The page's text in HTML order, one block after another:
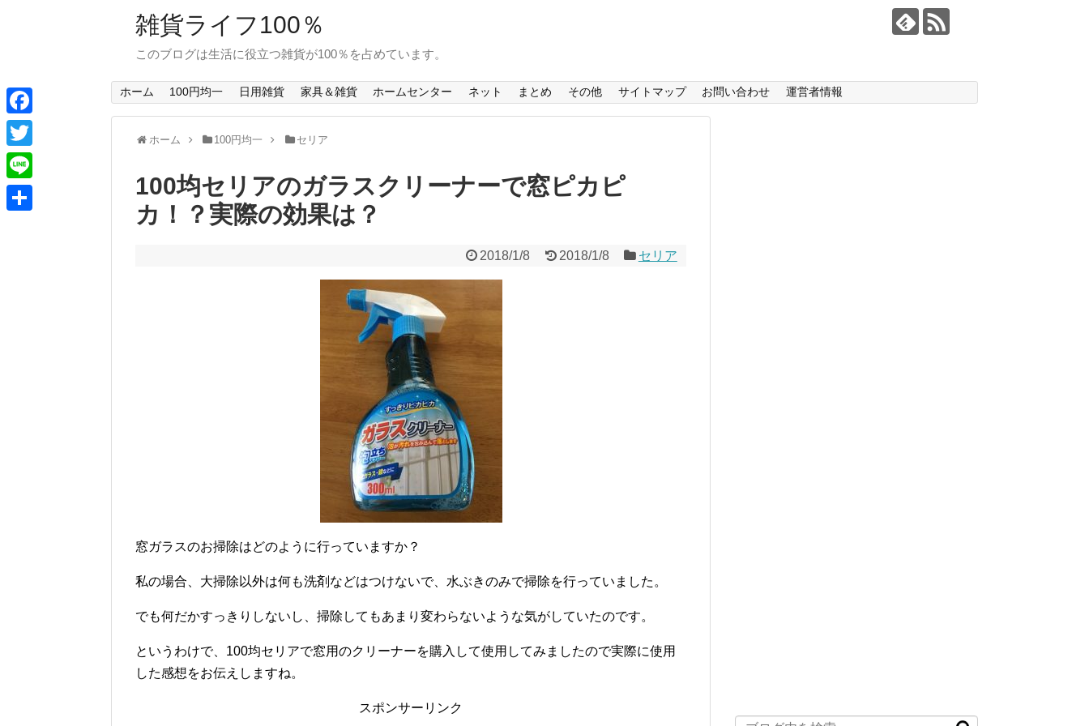
雑貨ライフ100％
このブログは生活に役立つ雑貨が100％を占めています。
ホーム 100円均一 日用雑貨 家具＆雑貨 ホームセンター ネット まとめ その他 サイトマップ お問い合わせ 運営者情報
ホーム 100円均一 セリア
100均セリアのガラスクリーナーで窓ピカピ
カ！？実際の効果は？
2018/1/8 2018/1/8 セリア
窓ガラスのお掃除はどのように行っていますか？
私の場合、大掃除以外は何も洗剤などはつけないで、水ぶきのみで掃除を行っていました。
でも何だかすっきりしないし、掃除してもあまり変わらないような気がしていたのです。
というわけで、100均セリアで窓用のクリーナーを購入して使用してみましたので実際に使用
した感想をお伝えしますね。
スポンサーリンク
F
a
c
e
T
w
i
L